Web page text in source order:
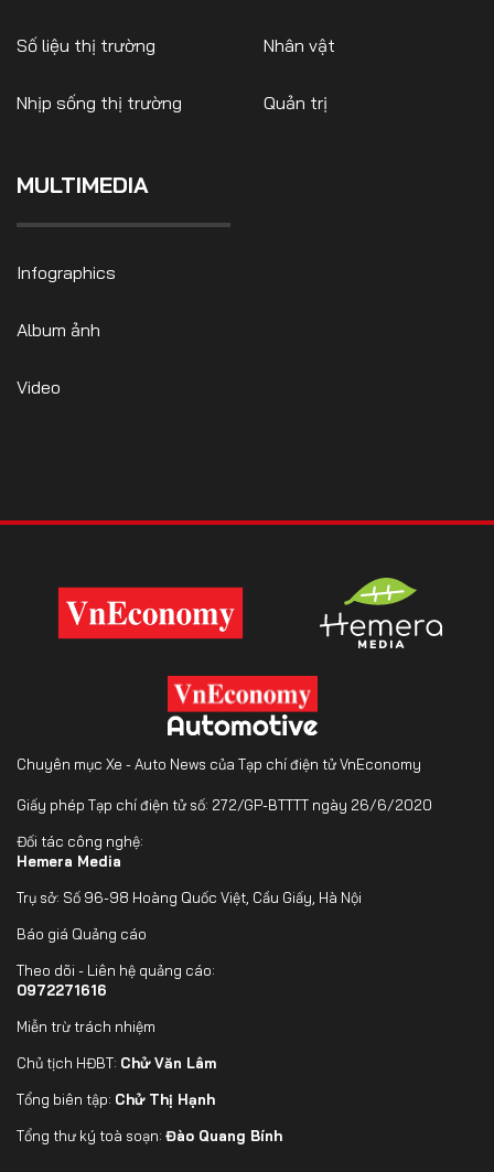
Số liệu thị trường
Nhịp sống thị trường
Nhân vật
Quản trị
MULTIMEDIA
Infographics
Album ảnh
Video
Chuyên mục Xe - Auto News của Tạp chí điện tử VnEconomy
Giấy phép Tạp chí điện tử số: 272/GP-BTTTT ngày 26/6/2020
Đối tác công nghệ:
Hemera Media
Trụ sở: Số 96-98 Hoàng Quốc Việt, Cầu Giấy, Hà Nội
Báo giá Quảng cáo
Theo dõi - Liên hệ quảng cáo:
0972271616
Miễn trừ trách nhiệm
Chủ tịch HĐBT: Chử Văn Lâm
Tổng biên tập: Chử Thị Hạnh
Tổng thư ký toà soạn: Đào Quang Bính